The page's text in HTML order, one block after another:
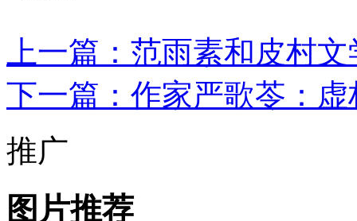
上一篇：范雨素和皮村
下一篇：作家严歌苓：
推广
图片推荐